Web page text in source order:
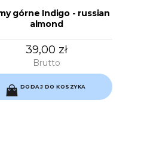
górne Indigo - russian
almond
39,00 zł
Brutto
DODAJ DO KOSZYKA